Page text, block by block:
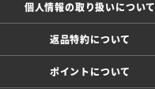
個人情報の取り扱いについて
返品特約について
ポイントについて